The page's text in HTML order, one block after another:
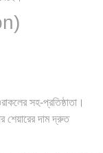
সহ-প্রতিষ্ঠাতা।
শেয়ারের দাম দ্রুত